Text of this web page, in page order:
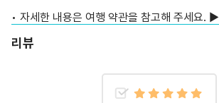
• 자세한 내용은 여행 약관을 참고해 주세요. ▶
리뷰